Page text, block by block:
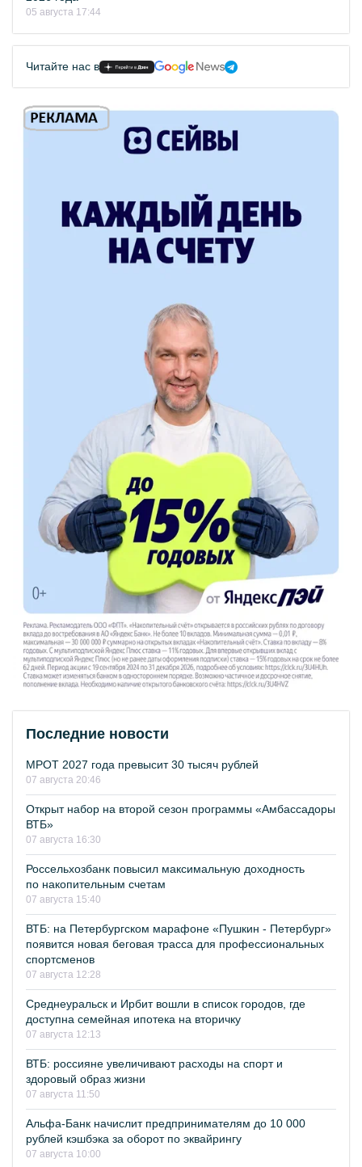
05 августа 17:44
Читайте нас в
Последние новости
МРОТ 2027 года превысит 30 тысяч рублей
07 августа 20:46
Открыт набор на второй сезон программы «Амбассадоры
ВТБ»
07 августа 16:30
Россельхозбанк повысил максимальную доходность
по накопительным счетам
07 августа 15:40
ВТБ: на Петербургском марафоне «Пушкин - Петербург»
появится новая беговая трасса для профессиональных
спортсменов
07 августа 12:28
Среднеуральск и Ирбит вошли в список городов, где
доступна семейная ипотека на вторичку
07 августа 12:13
ВТБ: россияне увеличивают расходы на спорт и
здоровый образ жизни
07 августа 11:50
Альфа-Банк начислит предпринимателям до 10 000
рублей кэшбэка за оборот по эквайрингу
07 августа 10:00